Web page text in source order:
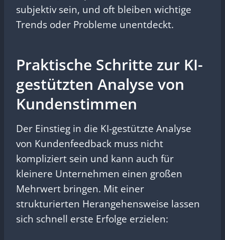
subjektiv sein, und oft bleiben wichtige
Trends oder Probleme unentdeckt.
Praktische Schritte zur KI-
gestützten Analyse von
Kundenstimmen
Der Einstieg in die KI-gestützte Analyse
von Kundenfeedback muss nicht
kompliziert sein und kann auch für
kleinere Unternehmen einen großen
Mehrwert bringen. Mit einer
strukturierten Herangehensweise lassen
sich schnell erste Erfolge erzielen: